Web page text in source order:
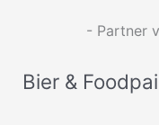
- Partner
Bier &